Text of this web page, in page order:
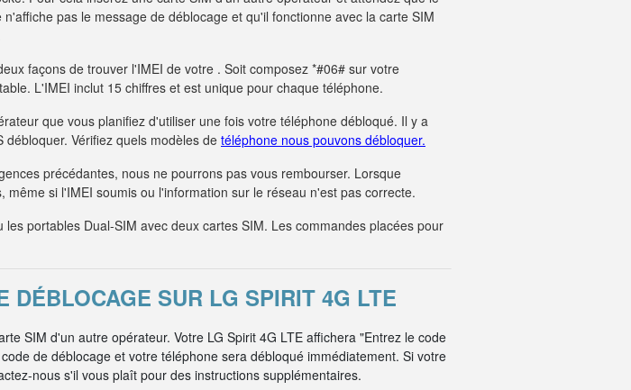
pas le message de déblocage et qu'il fonctionne avec la carte SIM
façons de trouver l'IMEI de votre . Soit composez *#06# sur votre
L'IMEI inclut 15 chiffres et est unique pour chaque téléphone.
que vous planifiez d'utiliser une fois votre téléphone débloqué. Il y a
Vérifiez quels modèles detéléphone nous pouvons débloquer.
précédantes, nous ne pourrons pas vous rembourser. Lorsque
si l'IMEI soumis ou l'information sur le réseau n'est pas correcte.
portables Dual-SIM avec deux cartes SIM. Les commandes placées pour
DÉBLOCAGE SUR LG SPIRIT 4G LTE
SIM d'un autre opérateur. Votre LG Spirit 4G LTE affichera "Entrez le code
de déblocage et votre téléphone sera débloqué immédiatement. Si votre
nous s'il vous plaît pour des instructions supplémentaires.